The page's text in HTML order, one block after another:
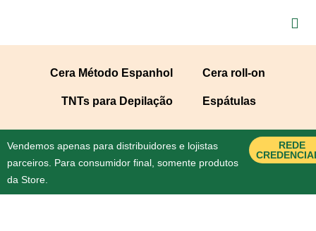
Cera Método Espanhol Cera roll-on
TNTs para Depilação Espátulas
Vendemos apenas para distribuidores e lojistas
parceiros. Para consumidor final, somente produtos
da Store.
REDE